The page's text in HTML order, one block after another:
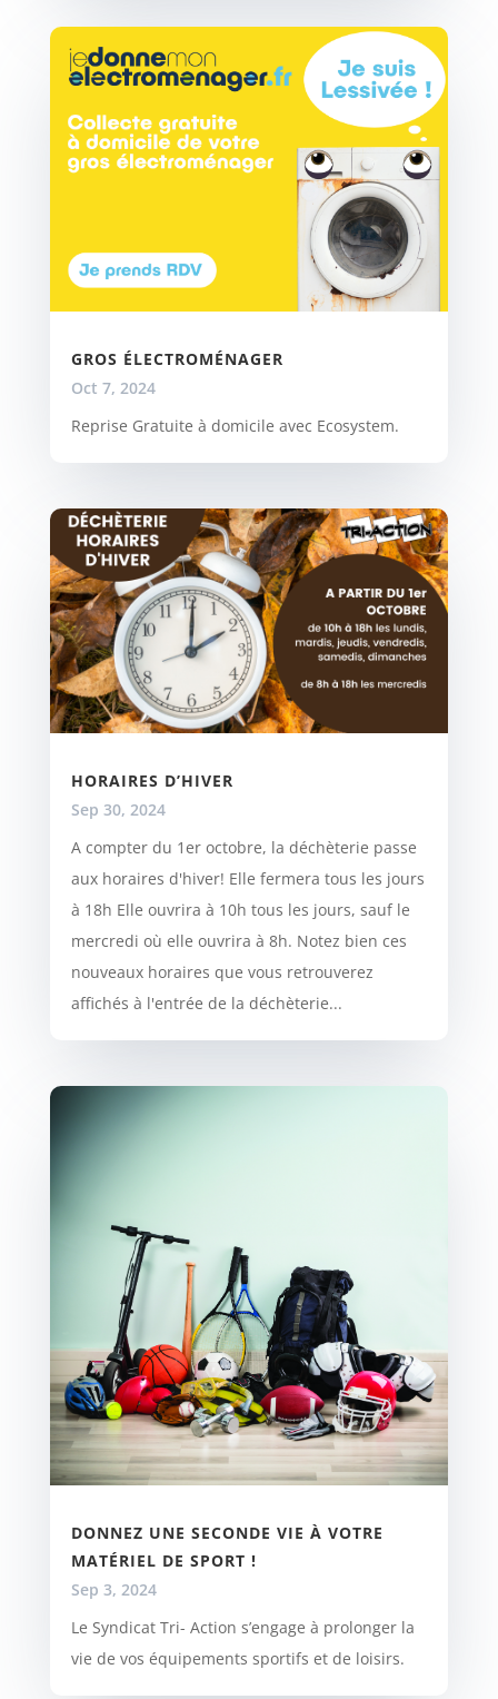
GROS ÉLECTROMÉNAGER
Oct 7, 2024
Reprise Gratuite à domicile avec Ecosystem.
HORAIRES D’HIVER
Sep 30, 2024
A compter du 1er octobre, la déchèterie passe
aux horaires d'hiver! Elle fermera tous les jours
à 18h Elle ouvrira à 10h tous les jours, sauf le
mercredi où elle ouvrira à 8h. Notez bien ces
nouveaux horaires que vous retrouverez
affichés à l'entrée de la déchèterie...
DONNEZ UNE SECONDE VIE À VOTRE
MATÉRIEL DE SPORT !
Sep 3, 2024
Le Syndicat Tri- Action s’engage à prolonger la
vie de vos équipements sportifs et de loisirs.